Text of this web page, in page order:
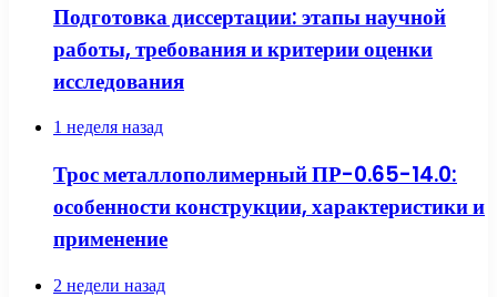
Подготовка диссертации: этапы научной
работы, требования и критерии оценки
исследования
1 неделя назад
Трос металлополимерный ПР-0.65-14.0:
особенности конструкции, характеристики и
применение
2 недели назад